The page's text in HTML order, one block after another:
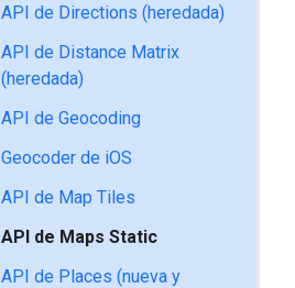
API de Directions (heredada)
API de Distance Matrix
(heredada)
API de Geocoding
Geocoder de iOS
API de Map Tiles
API de Maps Static
API de Places (nueva y